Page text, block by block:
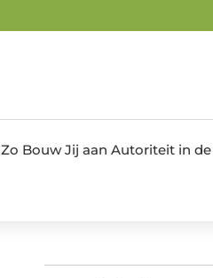
Bouw Jij aan Autoriteit in